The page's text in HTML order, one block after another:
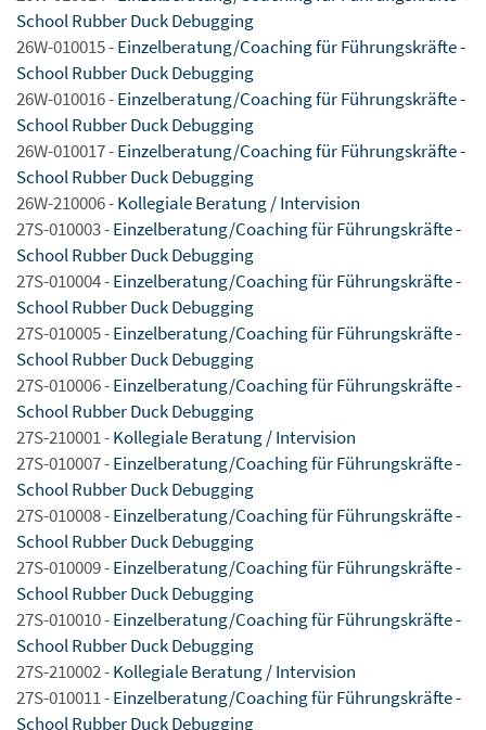
School Rubber Duck Debugging
26W-010015 -Einzelberatung/Coaching für Führungskräfte -
School Rubber Duck Debugging
26W-010016 -Einzelberatung/Coaching für Führungskräfte -
School Rubber Duck Debugging
26W-010017 -Einzelberatung/Coaching für Führungskräfte -
School Rubber Duck Debugging
26W-210006 -Kollegiale Beratung / Intervision
27S-010003 -Einzelberatung/Coaching für Führungskräfte -
School Rubber Duck Debugging
27S-010004 -Einzelberatung/Coaching für Führungskräfte -
School Rubber Duck Debugging
27S-010005 -Einzelberatung/Coaching für Führungskräfte -
School Rubber Duck Debugging
27S-010006 -Einzelberatung/Coaching für Führungskräfte -
School Rubber Duck Debugging
27S-210001 -Kollegiale Beratung / Intervision
27S-010007 -Einzelberatung/Coaching für Führungskräfte -
School Rubber Duck Debugging
27S-010008 -Einzelberatung/Coaching für Führungskräfte -
School Rubber Duck Debugging
27S-010009 -Einzelberatung/Coaching für Führungskräfte -
School Rubber Duck Debugging
27S-010010 -Einzelberatung/Coaching für Führungskräfte -
School Rubber Duck Debugging
27S-210002 -Kollegiale Beratung / Intervision
27S-010011 -Einzelberatung/Coaching für Führungskräfte -
School Rubber Duck Debugging